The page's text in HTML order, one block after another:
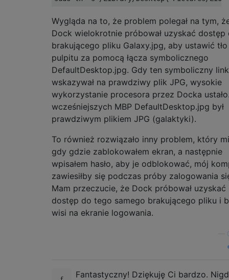
Wygląda na to, że problem polegał na tym,
Dock wielokrotnie próbował uzyskać dostęp
brakującego pliku Galaxy.jpg, aby ustawić tło
pulpitu za pomocą łącza symbolicznego
DefaultDesktop.jpg. Gdy ten symboliczny link
wskazywał na prawdziwy plik JPG, wysokie
wykorzystanie procesora przez Docka
wcześniejszych MBP DefaultDesktop.jpg był
prawdziwym plikiem JPG (galaktyki).
To również rozwiązało inny problem, który
gdy gdzie zablokowałem ekran, a następnie
wpisałem hasło, aby je odblokować, mój
zawiesiłby się podczas próby zalogowania
Mam przeczucie, że Dock próbował uzyskać
dostęp do tego samego brakującego pliku i
wisi na ekranie logowania.
Fantastyczny! Dziękuję Ci bardzo.